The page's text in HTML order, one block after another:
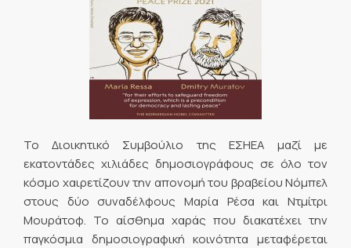
Το Διοικητικό Συμβούλιο της ΕΣΗΕΑ μαζί με
εκατοντάδες χιλιάδες δημοσιογράφους σε όλο τον
κόσμο χαιρετίζουν την απονομή του βραβείου Νόμπελ
στους δύο συναδέλφους Μαρία Ρέσα και Ντμίτρι
Μουράτοφ. Το αίσθημα χαράς που διακατέχει την
παγκόσμια δημοσιογραφική κοινότητα μεταφέρεται